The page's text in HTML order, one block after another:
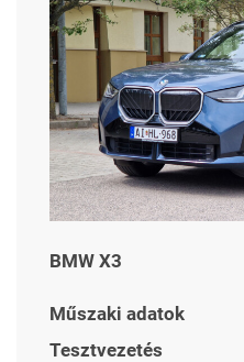
BMW X3
Műszaki adatok
Tesztvezetés